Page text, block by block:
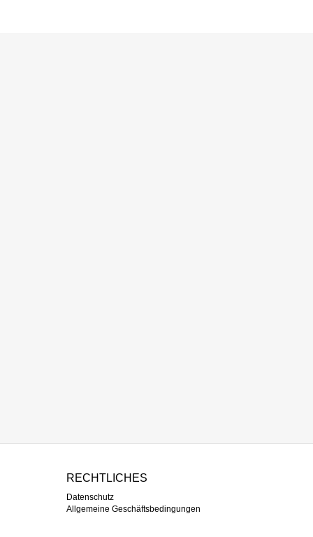
RECHTLICHES
Datenschutz
Allgemeine Geschäftsbedingungen